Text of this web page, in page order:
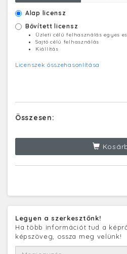
Alap licensz
Bővített licensz
Üzleti célú felhasználás egyes
Sajtó célú felhasználás
Kiállítás
Licenszek összehasonlítása
Összesen:
Legyen a szerkesztőnk!
Ha több információt tud a
képszöveg, ossza meg velünk!